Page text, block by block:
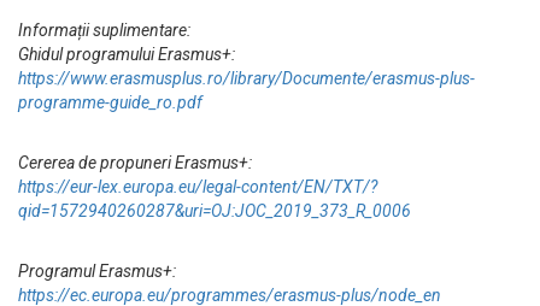
Informații suplimentare:
Ghidul programului Erasmus+:
https://www.erasmusplus.ro/library/Documente/erasmus-plus-
programme-guide_ro.pdf
Cererea de propuneri Erasmus+:
https://eur-lex.europa.eu/legal-content/EN/TXT/?
qid=1572940260287&uri=OJ:JOC_2019_373_R_0006
Programul Erasmus+:
https://ec.europa.eu/programmes/erasmus-plus/node_en